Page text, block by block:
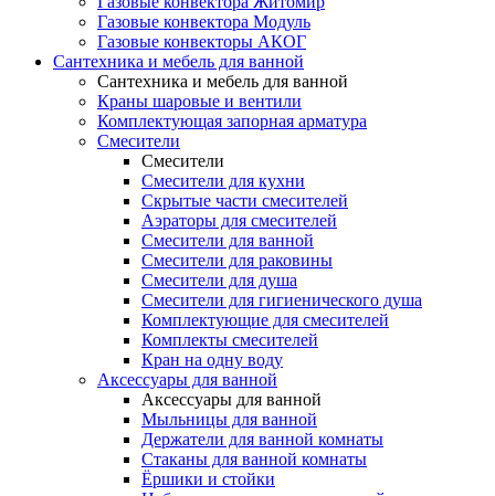
Газовые конвектора Модуль
Газовые конвекторы АКОГ
Сантехника и мебель для ванной
Сантехника и мебель для ванной
Краны шаровые и вентили
Комплектующая запорная арматура
Смесители
Смесители
Смесители для кухни
Скрытые части смесителей
Аэраторы для смесителей
Смесители для ванной
Смесители для раковины
Смесители для душа
Смесители для гигиенического душа
Комплектующие для смесителей
Комплекты смесителей
Кран на одну воду
Аксессуары для ванной
Аксессуары для ванной
Мыльницы для ванной
Держатели для ванной комнаты
Стаканы для ванной комнаты
Ёршики и стойки